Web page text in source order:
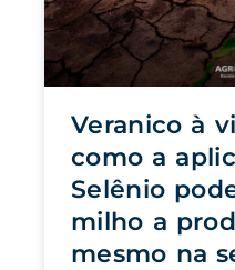
Veranico à
como a
Selênio
milho a
mesmo na